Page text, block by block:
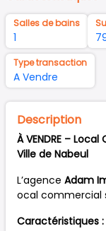
Salles de bains
1
Type transaction
A Vendre
Description
À VENDRE –
Ville de Nabeul
L’agence Adam
ocal commercial
Caractéristiques :